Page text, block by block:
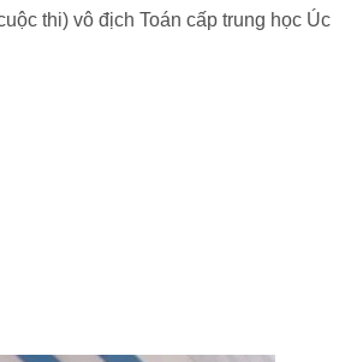
thi) vô địch Toán cấp trung học Úc